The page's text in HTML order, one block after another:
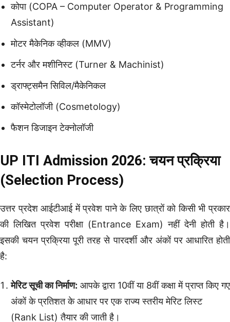
कोपा (COPA – Computer Operator & Programming
Assistant)
मोटर मैकेनिक व्हीकल (MMV)
टर्नर और मशीनिस्ट (Turner & Machinist)
ड्राफ्ट्समैन सिविल/मैकेनिकल
कॉस्मेटोलॉजी (Cosmetology)
फैशन डिजाइन टेक्नोलॉजी
UP ITI Admission 2026: चयन प्रक्रिया
(Selection Process)
उत्तर प्रदेश आईटीआई में प्रवेश पाने के लिए छात्रों को किसी भी प्रकार
की लिखित प्रवेश परीक्षा (Entrance Exam) नहीं देनी होती है।
इसकी चयन प्रक्रिया पूरी तरह से पारदर्शी और अंकों पर आधारित होती
है:
मेरिट सूची का निर्माण: आपके द्वारा 10वीं या 8वीं कक्षा में प्राप्त किए गए
अंकों के प्रतिशत के आधार पर एक राज्य स्तरीय मेरिट लिस्ट
(Rank List) तैयार की जाती है।